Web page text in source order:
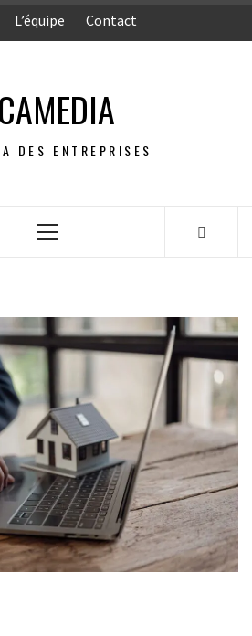
L’équipe Contact
DES ENTREPRISES
Menu